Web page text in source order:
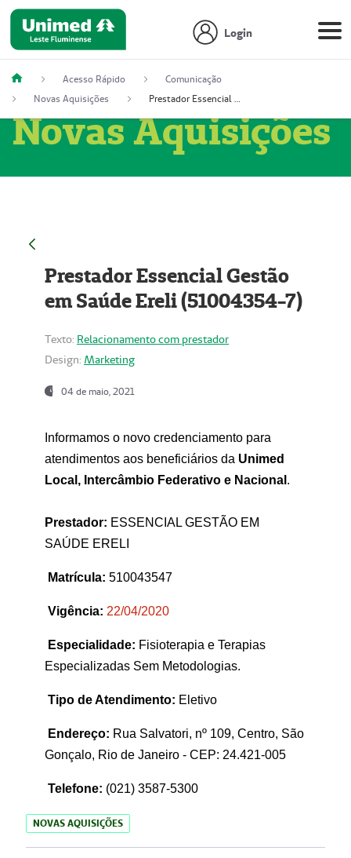
Login
Acesso Rápido
Comunicação
Novas Aquisições
Prestador Essencial Gestão em Saúde Ereli (51004354-7)
Novas Aquisições
Prestador Essencial Gestão
em Saúde Ereli (51004354-7)
Texto: Relacionamento com prestador
Design: Marketing
04 de maio, 2021
Informamos o novo credenciamento para
atendimentos aos beneficiários da Unimed
Local, Intercâmbio Federativo e Nacional .
Prestador: ESSENCIAL GESTÃO EM
SAÚDE ERELI
Matrícula: 510043547
Vigência: 22/04/2020
Especialidade: Fisioterapia e Terapias
Especializadas Sem Metodologias.
Tipo de Atendimento: Eletivo
Endereço: Rua Salvatori, nº 109, Centro, São
Gonçalo, Rio de Janeiro - CEP: 24.421-005
Telefone: (021) 3587-5300
NOVAS AQUISIÇÕES